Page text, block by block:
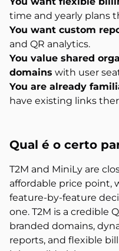
time and yearly plans
You want custom
and QR analytics.
You value shared
domains with user
You are already
have existing links
Qual é o certo
T2M and MiniLy are
affordable price point,
feature-by-feature
one. T2M is a credible
branded domains,
reports, and flexible